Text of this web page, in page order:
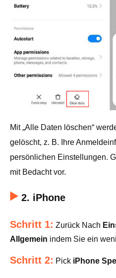
Mit „Alle Daten löschen“
gelöscht, z. B. Ihre
persönlichen Einstellungen.
mit Bedacht vor.
2. iPhone
Schritt 1: Zurück Nach
Allgemein indem Sie ein
Schritt 2: Pick iPhone